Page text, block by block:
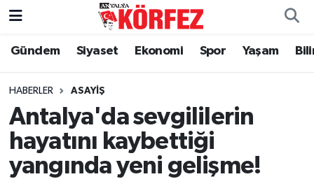
Gündem Siyaset Ekonomi Spor Yaşam
HABERLER ASAYIŞ
Antalya'da sevgililerin
hayatını kaybettiği
yangında yeni gelişme!
Gündem
Siyaset
Yerel Yönetim
Ekonomi
Nöbetçi Eczaneler
Hava Durumu
Trafik Durumu
Süper Lig Puan Durumu ve Fikstür